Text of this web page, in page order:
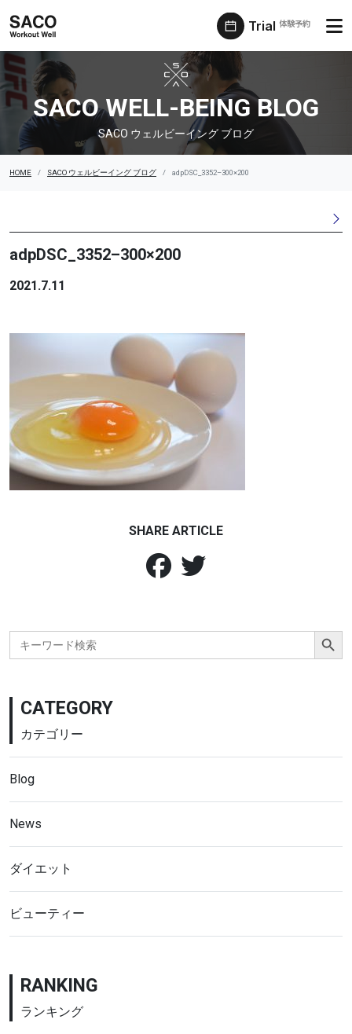
Trial 体験予約
SACO ウェルビーイング ブログ
SACO WELL-BEING BLOG
SACO ウェルビーイング ブログ
HOME SACO ウェルビーイング ブログ adpDSC_3352–300×200
adpDSC_3352–300×200
2021.7.11
SHARE ARTICLE
Search
for:
Search Button
CATEGORY
カテゴリー
Blog
News
ダイエット
ビューティー
RANKING
ランキング